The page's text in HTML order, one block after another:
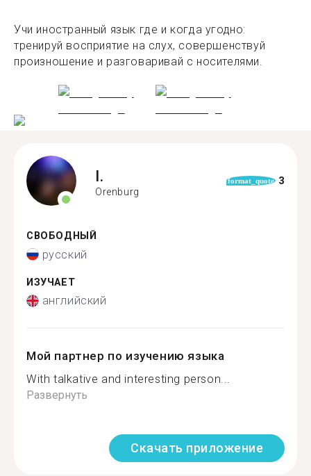
Учи иностранный язык где и когда угодно:
тренируй восприятие на слух, совершенствуй
произношение и разговаривай с носителями.
I.
Orenburg
format_quote 3
СВОБОДНЫЙ
русский
ИЗУЧАЕТ
английский
Мой партнер по изучению языка
With talkative and interesting person...
Развернуть
Скачать приложение